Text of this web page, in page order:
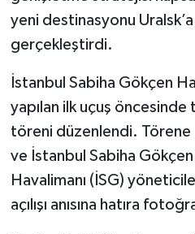
yeni destinasyonu
gerçekleştirdi.
İstanbul Sabiha Gökçen
yapılan ilk uçuş
töreni düzenlendi. Törene
ve İstanbul Sabiha Gökçen
Havalimanı (İSG)
açılışı anısına hatıra